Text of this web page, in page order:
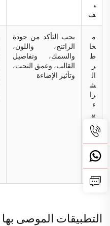
ي
ف
م
خا
ط
ر
ال
ش
را
ء
بي
ن
ال
ش
رك
ا
يجب التأكد من جودة
الراتنج، واللون،
والسمك، وتفاصيل
القالب، وعمق النحت،
وتأثير الإضاءة
التطبيقات الموصى بها